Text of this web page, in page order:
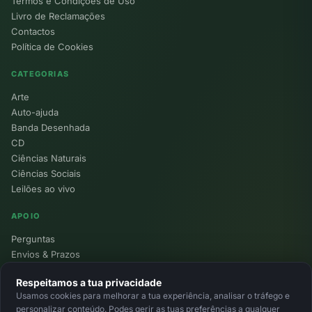
Livro de Reclamações
Contactos
Política de Cookies
CATEGORIAS
Arte
Auto-ajuda
Banda Desenhada
CD
Ciências Naturais
Ciências Sociais
Leilões ao vivo
APOIO
Perguntas
Envios & Prazos
Devoluções
Minha Conta
Respeitamos a tua privacidade
Usamos cookies para melhorar a tua experiência, analisar o tráfego e
personalizar conteúdo. Podes gerir as tuas preferências a qualquer